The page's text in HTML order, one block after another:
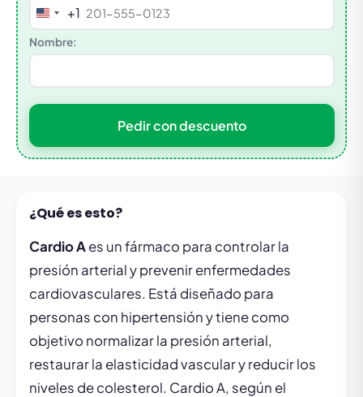
United
States
+1
+1
Nombre:
Pedir con descuento
¿Qué es esto?
Cardio Aes un fármaco para controlar la
presión arterial y prevenir enfermedades
cardiovasculares. Está diseñado para
personas con hipertensión y tiene como
objetivo normalizar la presión arterial,
restaurar la elasticidad vascular y reducir los
niveles de colesterol. Cardio A, según el